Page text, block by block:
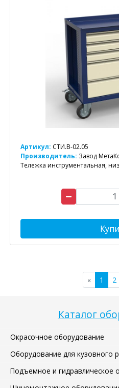
Каталог
Окрасочное оборудование
Оборудование для кузовного
Подъемное и гидравлическое
Артикул: СТИ.В-02.05
Производитель: Завод
Тележка инструментальная,
« 1 2